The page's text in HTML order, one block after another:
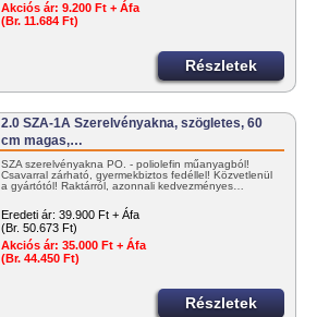
Akciós ár: 9.200 Ft + Áfa
(Br. 11.684 Ft)
Részletek
2.0 SZA-1A Szerelvényakna, szögletes, 60
cm magas,…
SZA szerelvényakna PO. - poliolefin műanyagból!
Csavarral zárható, gyermekbiztos fedéllel! Közvetlenül
a gyártótól! Raktárról, azonnali kedvezményes…
Eredeti ár: 39.900 Ft + Áfa
(Br. 50.673 Ft)
Akciós ár: 35.000 Ft + Áfa
(Br. 44.450 Ft)
Részletek